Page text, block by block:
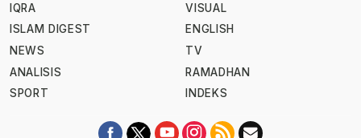
IQRA
ISLAM DIGEST
NEWS
ANALISIS
SPORT
VISUAL
ENGLISH
TV
RAMADHAN
INDEKS